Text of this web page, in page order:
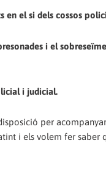
en el si dels cossos
i el
i judicial.
per
i els volem fer